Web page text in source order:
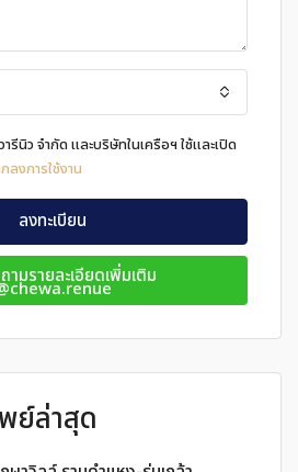
รีนิว จำกัด และบริษัทในเครือฯ ใช้และเปิด
ลงการใช้งาน
ลงทะเบียน
ามรายละเอียดเพิ่มเติม
ย์ล่าสุด